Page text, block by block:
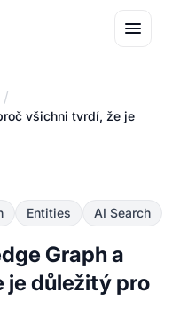
/
všichni tvrdí, že je
Entities AI Search
Graph a
je důležitý pro